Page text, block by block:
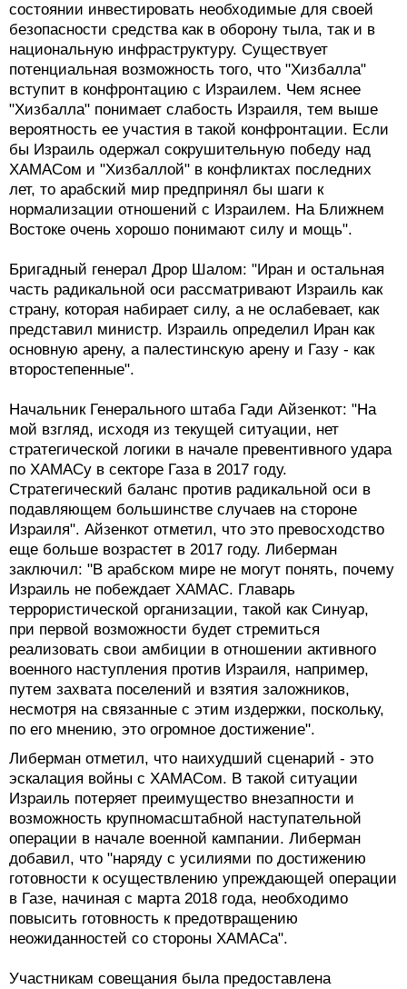
состоянии инвестировать необходимые для своей
безопасности средства как в оборону тыла, так и в
национальную инфраструктуру. Существует
потенциальная возможность того, что "Хизбалла"
вступит в конфронтацию с Израилем. Чем яснее
"Хизбалла" понимает слабость Израиля, тем выше
вероятность ее участия в такой конфронтации. Если
бы Израиль одержал сокрушительную победу над
ХАМАСом и "Хизбаллой" в конфликтах последних
лет, то арабский мир предпринял бы шаги к
нормализации отношений с Израилем. На Ближнем
Востоке очень хорошо понимают силу и мощь".
Бригадный генерал Дрор Шалом: "Иран и остальная
часть радикальной оси рассматривают Израиль как
страну, которая набирает силу, а не ослабевает, как
представил министр. Израиль определил Иран как
основную арену, а палестинскую арену и Газу - как
второстепенные".
Начальник Генерального штаба Гади Айзенкот: "На
мой взгляд, исходя из текущей ситуации, нет
стратегической логики в начале превентивного удара
по ХАМАСу в секторе Газа в 2017 году.
Стратегический баланс против радикальной оси в
подавляющем большинстве случаев на стороне
Израиля". Айзенкот отметил, что это превосходство
еще больше возрастет в 2017 году. Либерман
заключил: "В арабском мире не могут понять, почему
Израиль не побеждает ХАМАС. Главарь
террористической организации, такой как Синуар,
при первой возможности будет стремиться
реализовать свои амбиции в отношении активного
военного наступления против Израиля, например,
путем захвата поселений и взятия заложников,
несмотря на связанные с этим издержки, поскольку,
по его мнению, это огромное достижение".
Либерман отметил, что наихудший сценарий - это
эскалация войны с ХАМАСом. В такой ситуации
Израиль потеряет преимущество внезапности и
возможность крупномасштабной наступательной
операции в начале военной кампании. Либерман
добавил, что "наряду с усилиями по достижению
готовности к осуществлению упреждающей операции
в Газе, начиная с марта 2018 года, необходимо
повысить готовность к предотвращению
неожиданностей со стороны ХАМАСа".
Участникам совещания была предоставлена